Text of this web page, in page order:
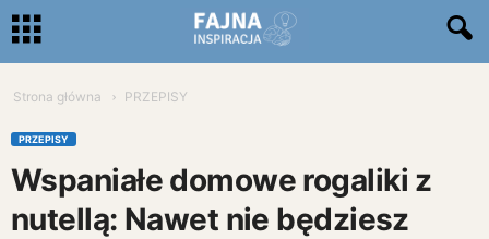
Strona główna PRZEPISY
PRZEPISY
Wspaniałe domowe rogaliki z
nutellą: Nawet nie będziesz